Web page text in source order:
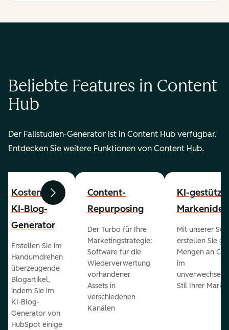
Beliebte Features in Content
Hub
Der Fallstudien-Generator ist in Content Hub verfügbar.
Entdecken Sie weitere Funktionen von Content Hub.
ZurückWeiter
Kostenloser
KI-Blog-
Generator
Erstellen Sie im
Handumdrehen
überzeugende
Blogartikel,
indem Sie im
KI-Blog-
Generator von
HubSpot einige
Content-
Repurposing
Der Turbo für Ihre
Marketingstrategie:
Software für die
Wiederverwertung
vorhandener
Assets in
verschiedenen
Kanälen
KI-
Mit unserer
erstellen Sie
Mengen an
im
Stil Ihrer Marke.